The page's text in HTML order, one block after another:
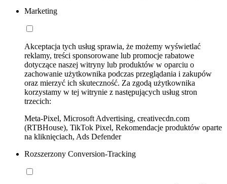
Marketing
Akceptacja tych usług sprawia, że możemy wyświetlać
reklamy, treści sponsorowane lub promocje rabatowe
dotyczące naszej witryny lub produktów w oparciu o
zachowanie użytkownika podczas przeglądania i zakupów
oraz mierzyć ich skuteczność. Za zgodą użytkownika
korzystamy w tej witrynie z następujących usług stron
trzecich:
Meta-Pixel, Microsoft Advertising, creativecdn.com
(RTBHouse), TikTok Pixel, Rekomendacje produktów oparte
na kliknięciach, Ads Defender
Rozszerzony Conversion-Tracking